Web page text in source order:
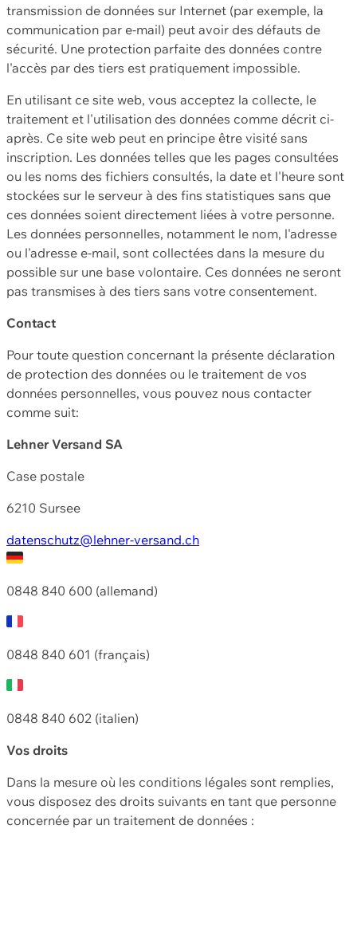
transmission de données sur Internet (par exemple, la
communication par e-mail) peut avoir des défauts de
sécurité. Une protection parfaite des données contre
l'accès par des tiers est pratiquement impossible.
En utilisant ce site web, vous acceptez la collecte, le
traitement et l'utilisation des données comme décrit ci-
après. Ce site web peut en principe être visité sans
inscription. Les données telles que les pages consultées
ou les noms des fichiers consultés, la date et l'heure sont
stockées sur le serveur à des fins statistiques sans que
ces données soient directement liées à votre personne.
Les données personnelles, notamment le nom, l'adresse
ou l'adresse e-mail, sont collectées dans la mesure du
possible sur une base volontaire. Ces données ne seront
pas transmises à des tiers sans votre consentement.
Contact
Pour toute question concernant la présente déclaration
de protection des données ou le traitement de vos
données personnelles, vous pouvez nous contacter
comme suit:
Lehner Versand SA
Case postale
6210 Sursee
datenschutz@lehner-versand.ch
0848 840 600 (allemand)
0848 840 601 (français)
0848 840 602 (italien)
Vos droits
Dans la mesure où les conditions légales sont remplies,
vous disposez des droits suivants en tant que personne
concernée par un traitement de données :